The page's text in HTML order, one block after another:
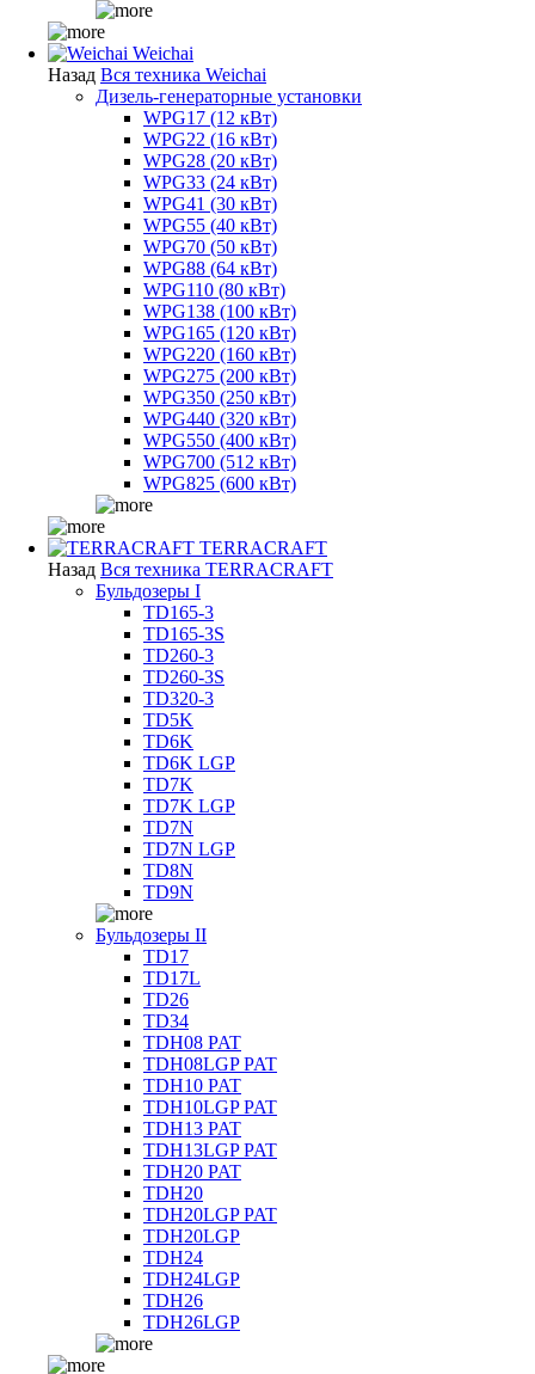
Weichai
Назад Вся техника Weichai
Дизель-генераторные установки
WPG17 (12 кВт)
WPG22 (16 кВт)
WPG28 (20 кВт)
WPG33 (24 кВт)
WPG41 (30 кВт)
WPG55 (40 кВт)
WPG70 (50 кВт)
WPG88 (64 кВт)
WPG110 (80 кВт)
WPG138 (100 кВт)
WPG165 (120 кВт)
WPG220 (160 кВт)
WPG275 (200 кВт)
WPG350 (250 кВт)
WPG440 (320 кВт)
WPG550 (400 кВт)
WPG700 (512 кВт)
WPG825 (600 кВт)
TERRACRAFT
Назад Вся техника TERRACRAFT
Бульдозеры I
TD165-3
TD165-3S
TD260-3
TD260-3S
TD320-3
TD5K
TD6K
TD6K LGP
TD7K
TD7K LGP
TD7N
TD7N LGP
TD8N
TD9N
Бульдозеры II
TD17
TD17L
TD26
TD34
TDH08 PAT
TDH08LGP PAT
TDH10 PAT
TDH10LGP PAT
TDH13 PAT
TDH13LGP PAT
TDH20 PAT
TDH20
TDH20LGP PAT
TDH20LGP
TDH24
TDH24LGP
TDH26
TDH26LGP